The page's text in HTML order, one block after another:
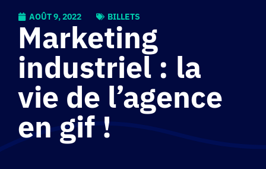
AOÛT 9, 2022 BILLETS
Marketing
industriel : la
vie de l’agence
en gif !